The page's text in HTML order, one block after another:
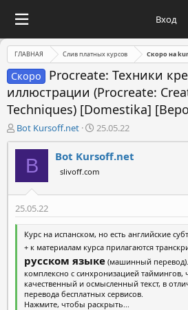
Вход
ГЛАВНАЯ Слив платных курсов Скоро на
Скоро
Procreate: Техники
иллюстрации (Procreate:
Techniques) [Domestika]
А
в
т
м
ы
Bot Kursoff.net
Д
а
т
а
н
а
л
а
25.05.22
B Bot Kursoff.net
slivoff.com
25.05.22
Курс на испанском, но есть английские
+ к материалам курса прилагаются
русском языке (машинный
комплексно с синхронизацией таймингов,
качественный и осмысленный текст, в
перевода бесплатных сервисов.
Нажмите, чтобы раскрыть...